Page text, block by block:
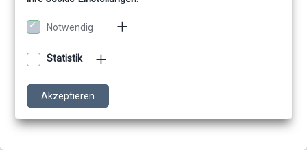
Notwendig
Statistik
Akzeptieren